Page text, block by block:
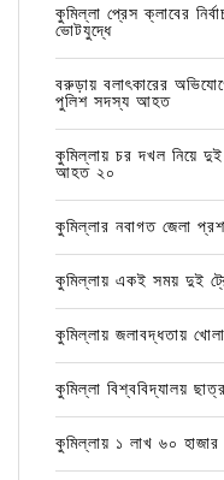
কুমিল্লা প্রেস ক্লাবের
ভোটযুদ্ধে
বরুড়ায় বলাৎকারের
পুলিশ সদস্য আহত
কুমিল্লায় চর দখল নিয়ে দুই
আহত ২০
কুমিল্লার নবাগত জেলা
কুমিল্লায় একই সময় দুই
কুমিল্লায় জলাবদ্ধতায়
কুমিল্লা বিশ্ববিদ্যালয়
কুমিল্লায় ১ লাখ ৬০